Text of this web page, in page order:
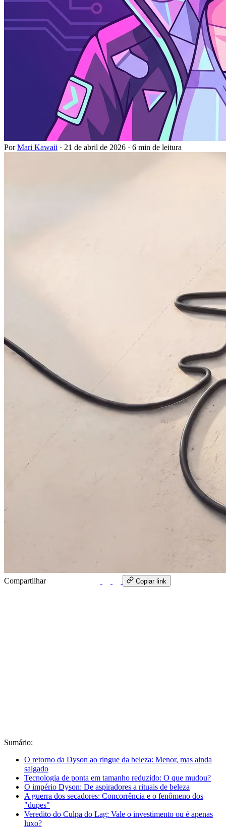
PorMari Kawaii · 21 de abril de 2026 · 6 min de leitura
Compartilhar Copiar link
Sumário:
O retorno da Dyson ao ringue da beleza: Menor, mas ainda
salgado
Tecnologia de ponta em tamanho reduzido: O que mudou?
O império Dyson: De aspiradores a rituais de beleza
A guerra dos secadores: Concorrência e o fenômeno dos
"dupes"
Veredito do Culpa do Lag: Vale o investimento ou é apenas
luxo?